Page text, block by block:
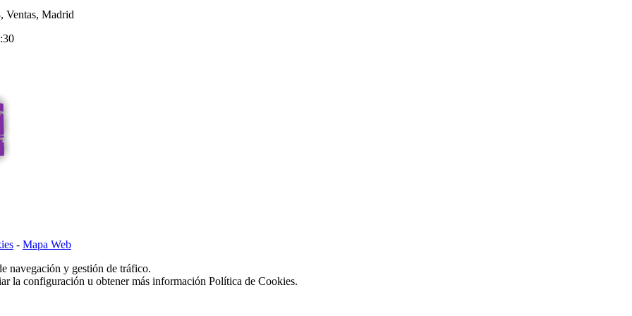
Ventas, Madrid
- Mapa Web
navegación y gestión de tráfico.
la configuración u obtener más información Política de Cookies.